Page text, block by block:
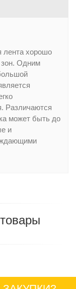
лента хорошо
зон. Одним
Различаются
может быть до
и